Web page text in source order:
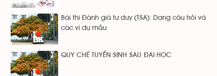
Bài thi Đánh giá tư duy (TSA): Dạng câu hỏi và
các ví dụ mẫu
QUY CHẾ TUYỂN SINH SAU ĐẠI HỌC